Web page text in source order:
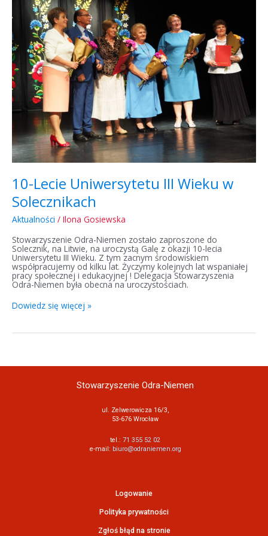
10-Lecie Uniwersytetu III Wieku w
Solecznikach
Aktualności / Ilona Gosiewska
Stowarzyszenie Odra-Niemen zostało zaproszone do
Solecznik, na Litwie, na uroczystą Galę z okazji 10-lecia
Uniwersytetu III Wieku. Z tym zacnym środowiskiem
współpracujemy od kilku lat. Życzymy kolejnych lat wspaniałej
pracy społecznej i edukacyjnej ! Delegacja Stowarzyszenia
Odra-Niemen była obecna na uroczystościach.
Wieku
Solecznikach
Dowiedz się więcej »
Stowarzyszenie Odra-Niemen
ul. Zelwerowicza 16/3,
53-676 Wrocław
tel.: 71 355 52 02
e-mail: biuro@odraniemen.org
Logowanie
Polityka prywatności
Zgłoś błąd na stronie